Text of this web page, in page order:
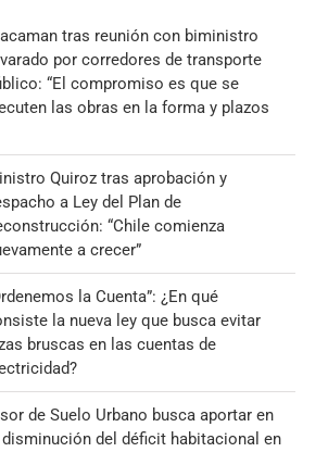
tras reunión con biministro
por corredores de transporte
“El compromiso es que se
las obras en la forma y plazos
Quiroz tras aprobación y
a Ley del Plan de
“Chile comienza
a crecer”
la Cuenta”: ¿En qué
la nueva ley que busca evitar
bruscas en las cuentas de
de Suelo Urbano busca aportar en
disminución del déficit habitacional en